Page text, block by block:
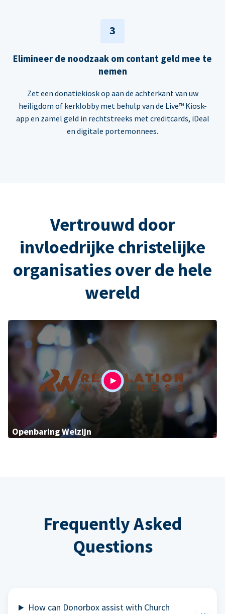
3
Elimineer de noodzaak om contant geld mee te
nemen
Zet een donatiekiosk op aan de achterkant van uw
heiligdom of kerklobby met behulp van de Live™ Kiosk-
app en zamel geld in rechtstreeks met creditcards, iDeal
en digitale portemonnees.
Vertrouwd door
invloedrijke christelijke
organisaties over de hele
wereld
Openbaring Welzijn
Frequently Asked
Questions
How can Donorbox assist with Church